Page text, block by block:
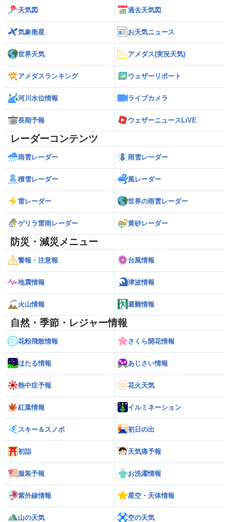
天気図 過去天気図
気象衛星 お天気ニュース
世界天気 アメダス(実況天気)
アメダスランキング ウェザーリポート
河川水位情報 ライブカメラ
長期予報 ウェザーニュースLiVE
レーダーコンテンツ
雨雲レーダー 雨雪レーダー
積雪レーダー 風レーダー
雷レーダー 世界の雨雲レーダー
ゲリラ雷雨レーダー 黄砂レーダー
防災・減災メニュー
警報・注意報 台風情報
地震情報 津波情報
火山情報 避難情報
自然・季節・レジャー情報
花粉飛散情報 さくら開花情報
ほたる情報 あじさい情報
熱中症予報 花火天気
紅葉情報 イルミネーション
スキー＆スノボ 初日の出
初詣 天気痛予報
服装予報 お洗濯情報
紫外線情報 星空・天体情報
山の天気 空の天気